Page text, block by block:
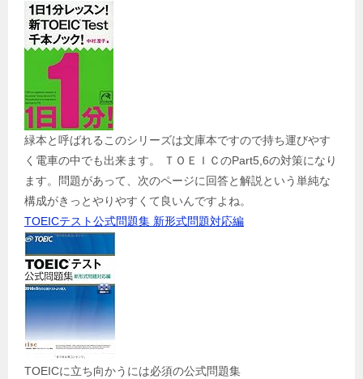
緑本と呼ばれるこのシリーズは文庫本ですので持ち運びやす
く電車の中でも出来ます。 ＴＯＥＩＣのPart5,6の対策になり
ます。問題があって、次のページに回答と解説という単純な
構成がきっとやりやすくて良いんですよね。
TOEICテスト公式問題集 新形式問題対応編
TOEICに立ち向かうには必須の公式問題集